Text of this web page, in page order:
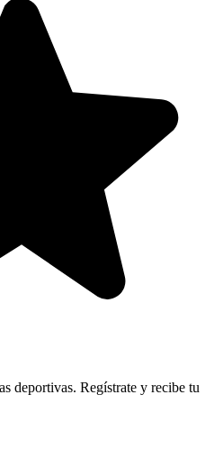
deportivas. Regístrate y recibe tu